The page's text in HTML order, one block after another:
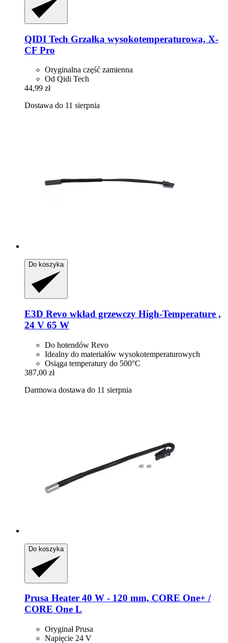
QIDI Tech Grzałka wysokotemperaturowa, X-​
CF Pro
Oryginalna część zamienna
Od Qidi Tech
44,99 zł
Dostawa do 11 sierpnia
Do koszyka
E3D Revo wkład grzewczy High-​Temperature ,
24 V 65 W
Do hotendów Revo
Idealny do materiałów wysokotemperaturowych
Osiąga temperatury do 500°C
387,00 zł
Darmowa dostawa do 11 sierpnia
Do koszyka
Prusa Heater 40 W -​ 120 mm, CORE One+ /
CORE One L
Oryginał Prusa
Napięcie 24 V